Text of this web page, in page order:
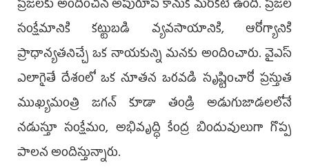
ప్రజలకు అందించిన అపురూప కానుక మరొకటి ఉంది. ప్రజల
సంక్షేమానికి కట్టుబడి వ్యవసాయానికి, ఆరోగ్యానికి
ప్రాధాన్యతనిచ్చే ఒక నాయకున్ని మనకు అందించారు. వైఎస్‌
ఎలాగైతే దేశంలో ఒక నూతన ఒరవడి సృష్టించారో ప్రస్తుత
ముఖ్యమంత్రి జగన్‌ కూడా తండ్రి అడుగుజాడలలోనే
నడుస్తూ సంక్షేమం, అభివృద్ధి కేంద్ర బిందువులుగా గొప్ప
పాలన అందిస్తున్నారు.